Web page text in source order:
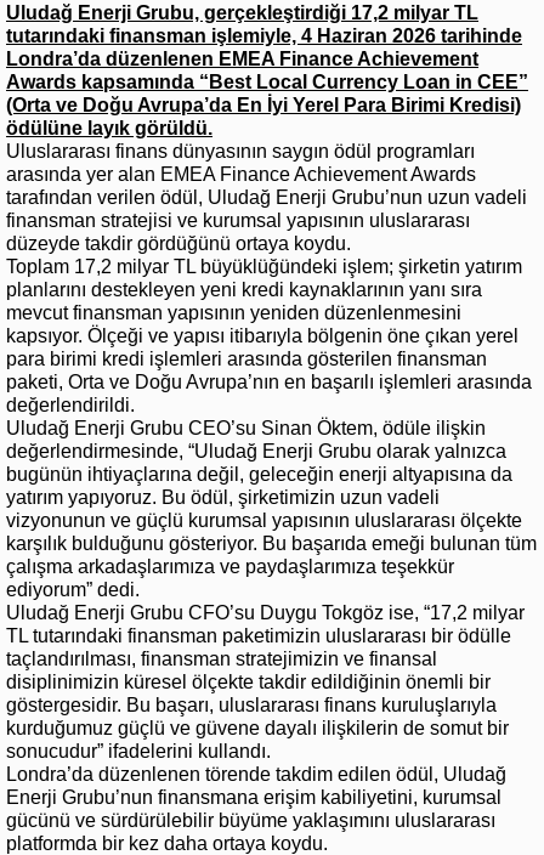
Uludağ Enerji Grubu, gerçekleştirdiği 17,2 milyar TL
tutarındaki finansman işlemiyle, 4 Haziran 2026 tarihinde
Londra’da düzenlenen EMEA Finance Achievement
Awards kapsamında “Best Local Currency Loan in CEE”
(Orta ve Doğu Avrupa’da En İyi Yerel Para Birimi Kredisi)
ödülüne layık görüldü.
Uluslararası finans dünyasının saygın ödül programları
arasında yer alan EMEA Finance Achievement Awards
tarafından verilen ödül, Uludağ Enerji Grubu’nun uzun vadeli
finansman stratejisi ve kurumsal yapısının uluslararası
düzeyde takdir gördüğünü ortaya koydu.
Toplam 17,2 milyar TL büyüklüğündeki işlem; şirketin yatırım
planlarını destekleyen yeni kredi kaynaklarının yanı sıra
mevcut finansman yapısının yeniden düzenlenmesini
kapsıyor. Ölçeği ve yapısı itibarıyla bölgenin öne çıkan yerel
para birimi kredi işlemleri arasında gösterilen finansman
paketi, Orta ve Doğu Avrupa’nın en başarılı işlemleri arasında
değerlendirildi.
Uludağ Enerji Grubu CEO’su Sinan Öktem, ödüle ilişkin
değerlendirmesinde, “Uludağ Enerji Grubu olarak yalnızca
bugünün ihtiyaçlarına değil, geleceğin enerji altyapısına da
yatırım yapıyoruz. Bu ödül, şirketimizin uzun vadeli
vizyonunun ve güçlü kurumsal yapısının uluslararası ölçekte
karşılık bulduğunu gösteriyor. Bu başarıda emeği bulunan tüm
çalışma arkadaşlarımıza ve paydaşlarımıza teşekkür
ediyorum” dedi.
Uludağ Enerji Grubu CFO’su Duygu Tokgöz ise, “17,2 milyar
TL tutarındaki finansman paketimizin uluslararası bir ödülle
taçlandırılması, finansman stratejimizin ve finansal
disiplinimizin küresel ölçekte takdir edildiğinin önemli bir
göstergesidir. Bu başarı, uluslararası finans kuruluşlarıyla
kurduğumuz güçlü ve güvene dayalı ilişkilerin de somut bir
sonucudur” ifadelerini kullandı.
Londra’da düzenlenen törende takdim edilen ödül, Uludağ
Enerji Grubu’nun finansmana erişim kabiliyetini, kurumsal
gücünü ve sürdürülebilir büyüme yaklaşımını uluslararası
platformda bir kez daha ortaya koydu.